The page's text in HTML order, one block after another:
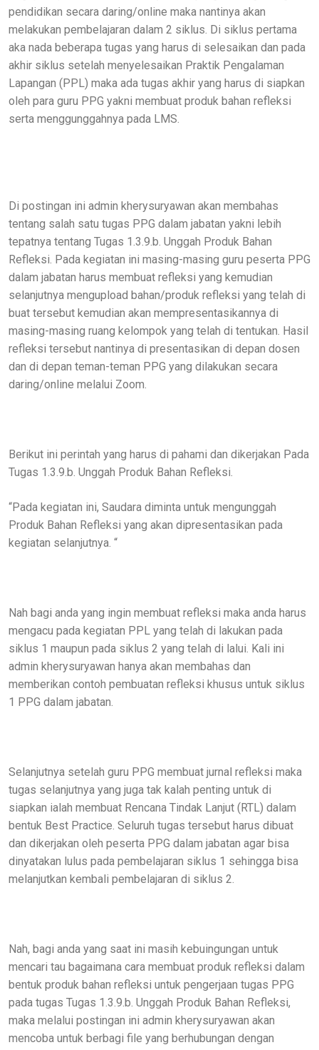
pendidikan secara daring/online maka nantinya akan
melakukan pembelajaran dalam 2 siklus. Di siklus pertama
aka nada beberapa tugas yang harus di selesaikan dan pada
akhir siklus setelah menyelesaikan Praktik Pengalaman
Lapangan (PPL) maka ada tugas akhir yang harus di siapkan
oleh para guru PPG yakni membuat produk bahan refleksi
serta menggunggahnya pada LMS.
Di postingan ini admin kherysuryawan akan membahas
tentang salah satu tugas PPG dalam jabatan yakni lebih
tepatnya tentang Tugas 1.3.9.b. Unggah Produk Bahan
Refleksi. Pada kegiatan ini masing-masing guru peserta PPG
dalam jabatan harus membuat refleksi yang kemudian
selanjutnya mengupload bahan/produk refleksi yang telah di
buat tersebut kemudian akan mempresentasikannya di
masing-masing ruang kelompok yang telah di tentukan. Hasil
refleksi tersebut nantinya di presentasikan di depan dosen
dan di depan teman-teman PPG yang dilakukan secara
daring/online melalui Zoom.
Berikut ini perintah yang harus di pahami dan dikerjakan Pada
Tugas 1.3.9.b. Unggah Produk Bahan Refleksi.
“Pada kegiatan ini, Saudara diminta untuk mengunggah
Produk Bahan Refleksi yang akan dipresentasikan pada
kegiatan selanjutnya. “
Nah bagi anda yang ingin membuat refleksi maka anda harus
mengacu pada kegiatan PPL yang telah di lakukan pada
siklus 1 maupun pada siklus 2 yang telah di lalui. Kali ini
admin kherysuryawan hanya akan membahas dan
memberikan contoh pembuatan refleksi khusus untuk siklus
1 PPG dalam jabatan.
Selanjutnya setelah guru PPG membuat jurnal refleksi maka
tugas selanjutnya yang juga tak kalah penting untuk di
siapkan ialah membuat Rencana Tindak Lanjut (RTL) dalam
bentuk Best Practice. Seluruh tugas tersebut harus dibuat
dan dikerjakan oleh peserta PPG dalam jabatan agar bisa
dinyatakan lulus pada pembelajaran siklus 1 sehingga bisa
melanjutkan kembali pembelajaran di siklus 2.
Nah, bagi anda yang saat ini masih kebuingungan untuk
mencari tau bagaimana cara membuat produk refleksi dalam
bentuk produk bahan refleksi untuk pengerjaan tugas PPG
pada tugas Tugas 1.3.9.b. Unggah Produk Bahan Refleksi,
maka melalui postingan ini admin kherysuryawan akan
mencoba untuk berbagi file yang berhubungan dengan